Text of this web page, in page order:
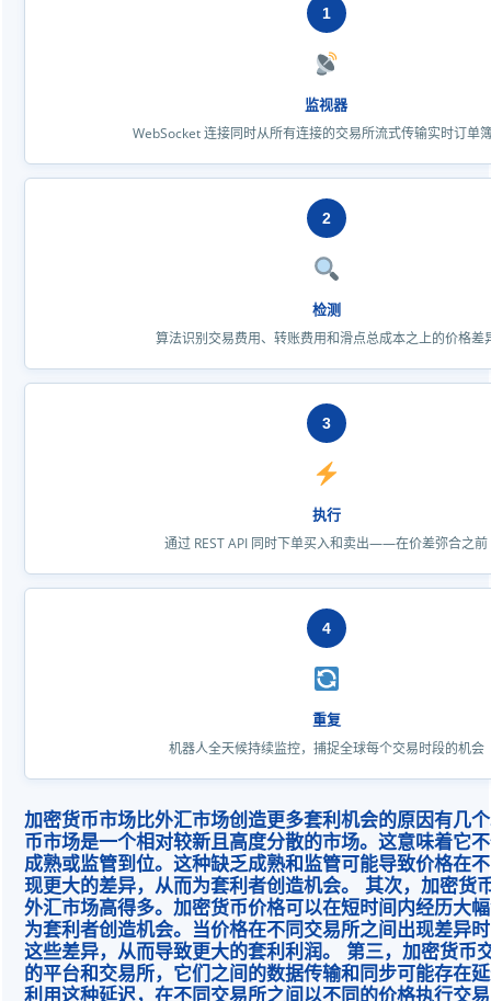
1
监视器
WebSocket 连接同时从所有连接的交易所流式传输实时订单
2
检测
算法识别交易费用、转账费用和滑点总成本之上的价格差
3
执行
通过 REST API 同时下单买入和卖出——在价差弥合之前
4
重复
机器人全天候持续监控，捕捉全球每个交易时段的机会
加密货币市场比外汇市场创造更多套利机会的原因有几
币市场是一个相对较新且高度分散的市场。这意味着它
成熟或监管到位。这种缺乏成熟和监管可能导致价格在
现更大的差异，从而为套利者创造机会。 其次，加密货
外汇市场高得多。加密货币价格可以在短时间内经历大
为套利者创造机会。当价格在不同交易所之间出现差异
这些差异，从而导致更大的套利利润。 第三，加密货币
的平台和交易所，它们之间的数据传输和同步可能存在
利用这种延迟，在不同交易所之间以不同的价格执行交